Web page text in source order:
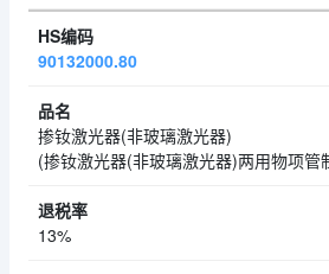
90132000.80
掺钕激光器(非玻璃激光器)
(掺钕激光器(非玻璃激光器)两用物项管
13%